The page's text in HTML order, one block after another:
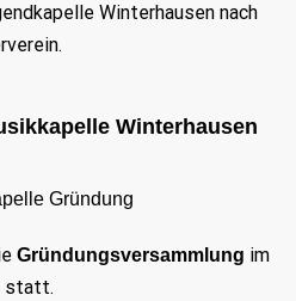
Winterhausen nach
Winterhausen
Gründungsversammlung im
statt.